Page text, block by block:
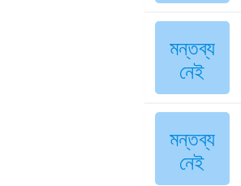
মন্তব্য
নেই
মন্তব্য
নেই